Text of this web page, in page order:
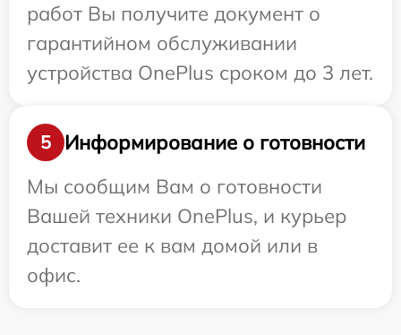
работ Вы получите документ о
гарантийном обслуживании
устройства OnePlus сроком до 3 лет.
5
Информирование о готовности
Мы сообщим Вам о готовности
Вашей техники OnePlus, и курьер
доставит ее к вам домой или в
офис.